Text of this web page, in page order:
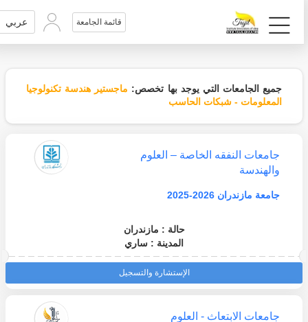
قائمة الجامعة عربي
جميع الجامعات التي يوجد بها تخصص:ماجستير هندسة تكنولوجيا
المعلومات - شبكات الحاسب
جامعات النفقه الخاصة – العلوم
والهندسة
جامعة مازندران 2026-2025
حالة : مازندران
المدينة : ساري
الإستشارة والتسجيل
جامعات الابتعاث - العلوم